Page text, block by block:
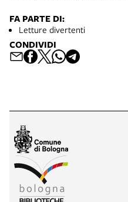
FA PARTE DI:
Letture divertenti
CONDIVIDI